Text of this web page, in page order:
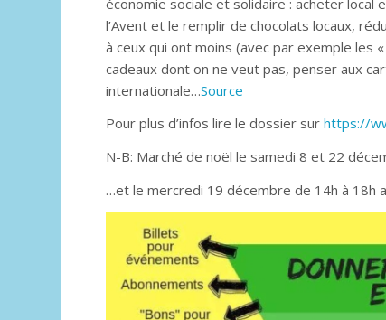
l’Avent et le remplir de chocolats locaux,
à ceux qui ont moins (avec par exemple les
cadeaux dont on ne veut pas, penser aux
internationale…Source
Pour plus d’infos lire le dossier surhttps://
N-B: Marché de noël le samedi 8 et 22
…et le mercredi 19 décembre de 14h à 18h